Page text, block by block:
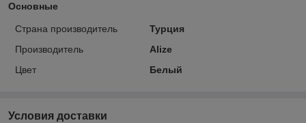
Основные
Страна производитель
Турция
Производитель
Alize
Цвет
Белый
Условия доставки